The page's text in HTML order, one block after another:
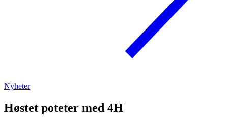
Nyheter
Høstet poteter med 4H